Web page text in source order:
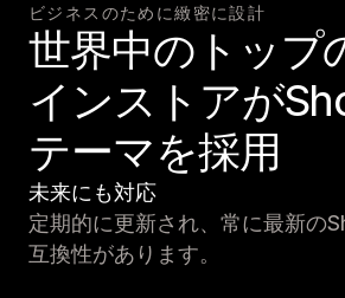
ビジネスのために緻密に設計
世界中のトップ
インストアが
テーマを採用
未来にも対応
定期的に更新され、常に最新の
互換性があります。